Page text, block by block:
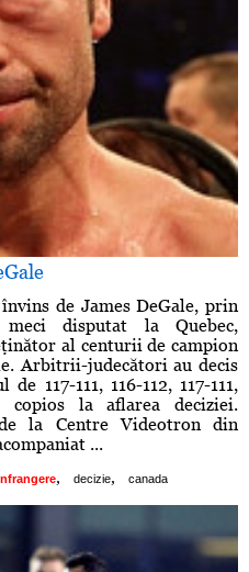
de James DeGale, prin
disputat la Quebec,
al centurii de campion
Arbitrii-judecători au decis
117-111, 116-112, 117-111,
copios la aflarea deciziei.
la Centre Videotron din
...
, decizie, canada